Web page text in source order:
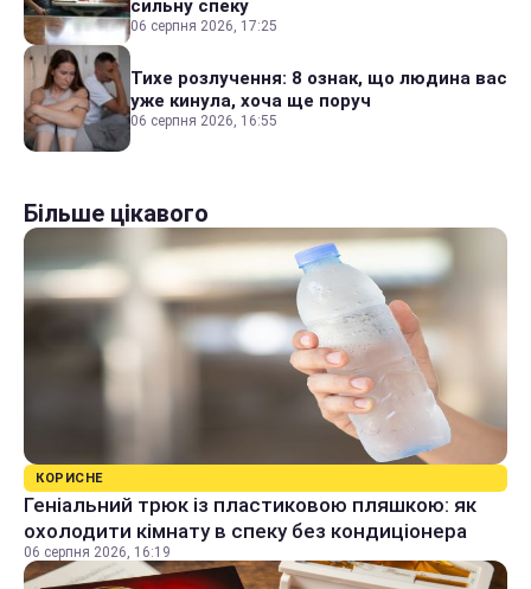
сильну спеку
06 серпня 2026, 17:25
Тихе розлучення: 8 ознак, що людина вас
уже кинула, хоча ще поруч
06 серпня 2026, 16:55
Більше цікавого
КОРИСНЕ
Геніальний трюк із пластиковою пляшкою: як
охолодити кімнату в спеку без кондиціонера
06 серпня 2026, 16:19